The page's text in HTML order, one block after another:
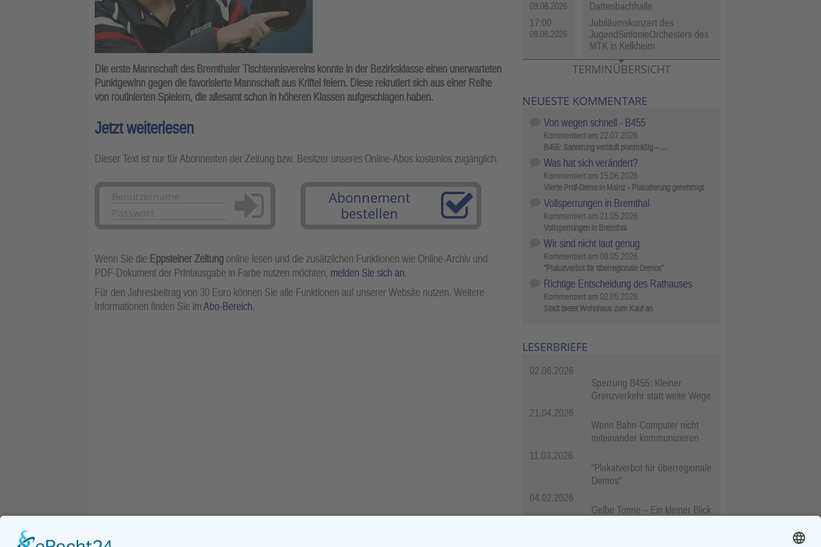
Die erste Mannschaft des Bremthaler Tischtennisvereins konnte in der Bezirksklasse einen unerwarteten
Punktgewinn gegen die favorisierte Mannschaft aus Kriftel feiern. Diese rekrutiert sich aus einer Reihe
von routinierten Spielern, die allesamt schon in höheren Klassen aufgeschlagen haben.
Jetzt weiterlesen
Dieser Text ist nur für Abonnenten der Zeitung bzw. Besitzer unseres Online-Abos kostenlos zugänglich.
Anmelden
Abonnement
bestellen
Wenn Sie die Eppsteiner Zeitung online lesen und die zusätzlichen Funktionen wie Online-Archiv und
PDF-Dokument der Printausgabe in Farbe nutzen möchten, melden Sie sich an.
Für den Jahresbeitrag von 30 Euro können Sie alle Funktionen auf unserer Website nutzen. Weitere
Informationen finden Sie imAbo-Bereich.
09.08.2026
Dattenbachhalle
17:00
09.08.2026
Jubiläumskonzert des
JugendSinfonieOrchesters des
MTK in Kelkheim
TERMINÜBERSICHT
NEUESTE KOMMENTARE
Von wegen schnell - B455
Kommentiert am 22.07.2026
B455: Sanierung verläuft planmäßig – …
Was hat sich verändert?
Kommentiert am 15.06.2026
Vierte Prüf-Demo in Mainz - Plakatierung genehmigt
Vollsperrungen in Bremthal
Kommentiert am 21.05.2026
Vollsperrungen in Bremthal
Wir sind nicht laut genug
Kommentiert am 08.05.2026
"Plakatverbot für überregionale Demos"
Richtige Entscheidung des Rathauses
Kommentiert am 02.05.2026
Stadt bietet Wohnhaus zum Kauf an
LESERBRIEFE
02.06.2026
Sperrung B455: Kleiner
Grenzverkehr statt weite Wege
21.04.2026
Wenn Bahn-Computer nicht
miteinander kommunizieren
11.03.2026
"Plakatverbot für überregionale
Demos"
04.02.2026
Gelbe Tonne – Ein kleiner Blick